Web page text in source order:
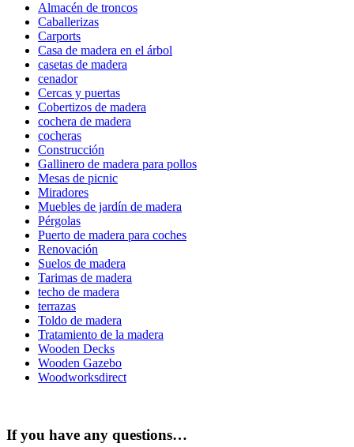
Almacén de troncos
Caballerizas
Carports
Casa de madera en el árbol
casetas de madera
cenador
Cercas y puertas
Cobertizos de madera
cochera de madera
cocheras
Construcción
Gallinero de madera para pollos
Mesas de picnic
Miradores
Muebles de jardín de madera
Pérgolas
Puerto de madera para coches
Renovación
Suelos de madera
Tarimas de madera
techo de madera
terrazas
Toldo de madera
Tratamiento de la madera
Wooden Decks
Wooden Gazebo
Woodworksdirect
If you have any questions…